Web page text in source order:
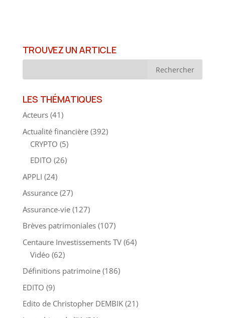
TROUVEZ UN ARTICLE
LES THÉMATIQUES
Acteurs(41)
Actualité financière (392)
CRYPTO (5)
EDITO (26)
APPLI (24)
Assurance (27)
Assurance-vie (127)
Brèves patrimoniales(107)
Centaure Investissements TV (64)
Vidéo(62)
Définitions patrimoine (186)
EDITO (9)
Edito de Christopher DEMBIK(21)